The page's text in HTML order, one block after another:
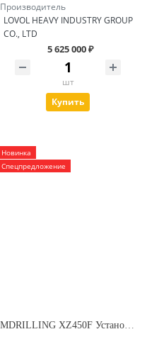
Производитель
LOVOL HEAVY INDUSTRY GROUP
CO., LTD
5 625 000 ₽
шт
Купить
Новинка
Спецпредложение